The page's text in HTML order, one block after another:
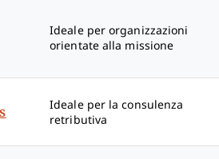
Ideale per organizzazioni
orientate alla missione
Ideale per la consulenza
retributiva